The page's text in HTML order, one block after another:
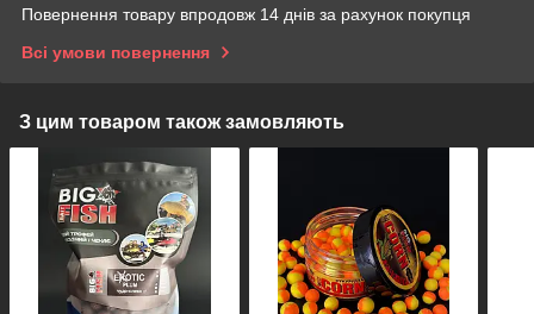
Повернення товару впродовж 14 днів за рахунок покупця
Всі умови повернення
З цим товаром також замовляють